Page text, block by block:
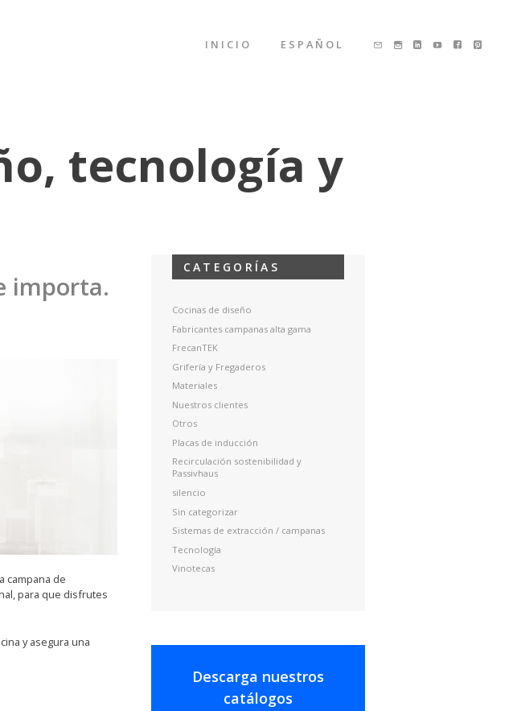
INICIO ESPAÑOL
tecnología y
importa.
campana de
para que disfrutes
y asegura una
CATEGORÍAS
Cocinas de diseño
Fabricantes campanas alta gama
FrecanTEK
Grifería y Fregaderos
Materiales
Nuestros clientes
Otros
Placas de inducción
Recirculación sostenibilidad y
Passivhaus
silencio
Sin categorizar
Sistemas de extracción / campanas
Tecnología
Vinotecas
Descarga nuestros
catálogos